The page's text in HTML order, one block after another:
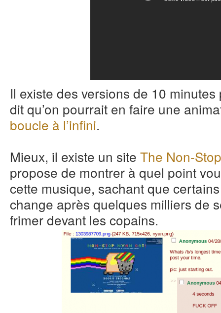
Il existe des versions de 10 minutes
dit qu’on pourrait en faire une
boucle à l’infini.
Mieux, il existe un site The Non-
propose de montrer à quel point
cette musique, sachant que
change après quelques milliers de
frimer devant les copains.